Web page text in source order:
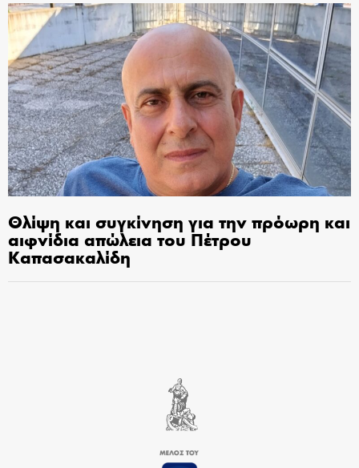
Θλίψη και συγκίνηση για την πρόωρη και
αιφνίδια απώλεια του Πέτρου
Καπασακαλίδη